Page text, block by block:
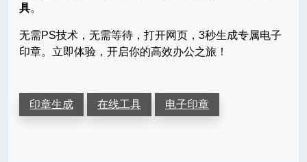
具。
无需PS技术，无需等待，打开网页，3秒生成专属电子
印章。立即体验，开启你的高效办公之旅！
印章生成 在线工具 电子印章